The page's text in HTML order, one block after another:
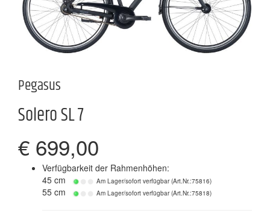
Pegasus
Solero SL 7
€ 699,00
Verfügbarkeit der Rahmenhöhen:
45 cm
Am Lager/sofort verfügbar (Art.Nr.:75816)
55 cm Am Lager/sofort verfügbar (Art.Nr.:75818)